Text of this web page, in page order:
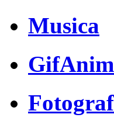
Musica